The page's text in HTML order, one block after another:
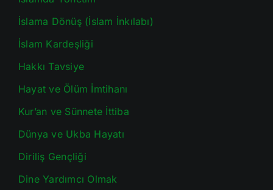
İslama Dönüş (İslam İnkılabı)
İslam Kardeşliği
Hakkı Tavsiye
Hayat ve Ölüm İmtihanı
Kur’an ve Sünnete İttiba
Dünya ve Ukba Hayatı
Diriliş Gençliği
Dine Yardımcı Olmak